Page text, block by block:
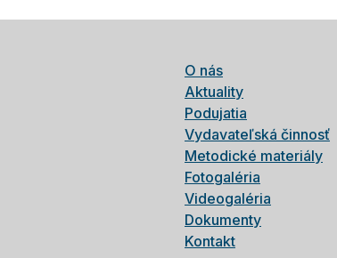
O nás
Aktuality
Podujatia
Vydavateľská činnosť
Metodické materiály
Fotogaléria
Videogaléria
Dokumenty
Kontakt